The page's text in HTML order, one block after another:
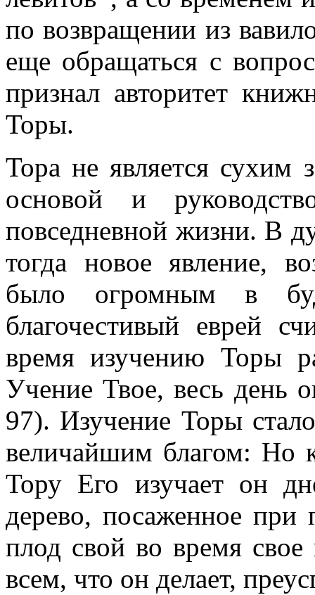
по возвращении из
еще обращаться с
признал авторитет
Торы.
Тора не является сухим
основой и
повседневной жизни. В
тогда новое явление,
было огромным в
благочестивый еврей
время изучению Торы
Учение Твое, весь день
97). Изучение Торы
величайшим благом: Но
Тору Его изучает он
дерево, посаженное при
плод свой во время свое
всем, что он делает,